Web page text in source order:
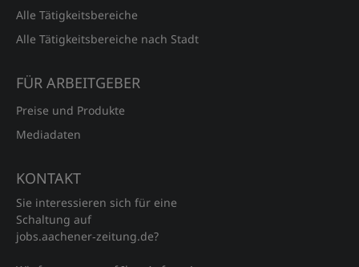
Alle Tätigkeitsbereiche
Alle Tätigkeitsbereiche nach Stadt
FÜR ARBEITGEBER
Preise und Produkte
Mediadaten
KONTAKT
Sie interessieren sich für eine
Schaltung auf
jobs.aachener‑zeitung.de?